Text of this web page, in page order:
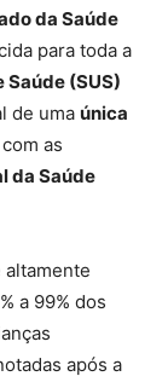
da Saúde
para toda a
Saúde (SUS)
de uma única
as
da Saúde
altamente
a 99% dos
após a